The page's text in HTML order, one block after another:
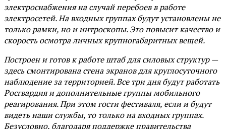
электроснабжения на случай перебоев в работе
электросетей. На входных группах будут установлены не
только рамки, но и интроскопы. Это повысит качество и
скорость осмотра личных крупногабаритных вещей.
Построен и готов к работе штаб для силовых структур —
здесь смонтирована стена экранов для круглосуточного
наблюдение за территорией. Все три дня будут работать
Росгвардия и дополнительные группы мобильного
реагирования. При этом гости фестиваля, если и будут
видеть наши службы, то только на входных группах.
Безусловно, благодаря поддержке правительства